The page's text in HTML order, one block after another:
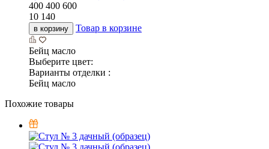
400 400 600
10 140
в корзину Товар в корзине
Бейц масло
Выберите цвет:
Варианты отделки :
Бейц масло
Похожие товары